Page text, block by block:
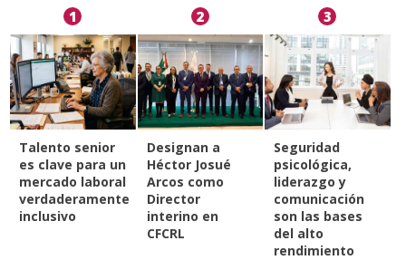
1
Talento senior
es clave para un
mercado laboral
verdaderamente
inclusivo
2
Designan a
Héctor Josué
Arcos como
Director
interino en
CFCRL
3
Seguridad
psicológica,
liderazgo y
comunicación
son las bases
del alto
rendimiento